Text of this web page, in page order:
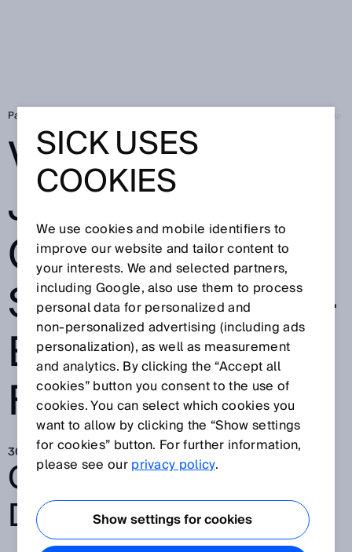
Page d'accueil
VÉRIFIER
JUSQU'À 500
CODES DE
SÉRIALISATION -
EN UNE SEULE
FOIS
30 nov. 2021
GO BEYOND.
DÉCOUVERTE #16
SICK USES
COOKIES
We use cookies and mobile identifiers to
improve our website and tailor content to
your interests. We and selected partners,
including Google, also use them to process
personal data for personalized and
non‑personalized advertising (including ads
personalization), as well as measurement
and analytics. By clicking the “Accept all
cookies” button you consent to the use of
cookies. You can select which cookies you
want to allow by clicking the “Show settings
for cookies” button. For further information,
please see ourprivacy policy.
Show settings for cookies